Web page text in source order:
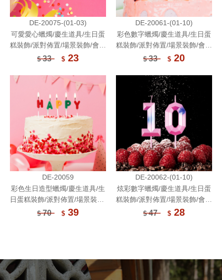
DE-20075-(01-03)
可愛愛心蠟燭/慶生道具/生日蛋
糕裝飾/派對佈置/場景裝飾/會場
佈置
$33 $ 23
DE-20061-(01-10)
彩色數字蠟燭/慶生道具/生日蛋
糕裝飾/派對佈置/場景裝飾/會場
佈置
$33 $ 20
DE-20059
彩色生日造型蠟燭/慶生道具/生
日蛋糕裝飾/派對佈置/場景裝飾/
會場佈置
$70 $ 39
DE-20062-(01-10)
炫彩數字蠟燭/慶生道具/生日蛋
糕裝飾/派對佈置/場景裝飾/會場
佈置
$47 $ 28